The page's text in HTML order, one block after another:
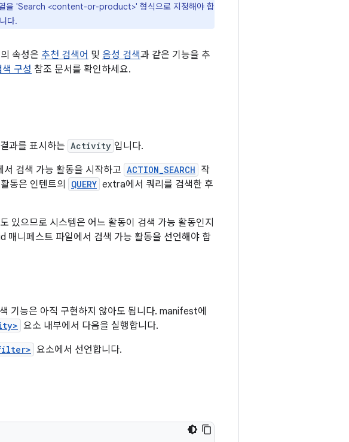
을 'Search <content-or-product>' 형식으로 지정해야 합
다.
속성은 추천 검색어 및 음성 검색과 같은 기능을 추
색 구성 참조 문서를 확인하세요.
과를 표시하는 Activity 입니다.
검색 가능 활동을 시작하고 ACTION_SEARCH 작
동은 인텐트의 QUERY extra에서 쿼리를 검색한 후
있으므로 시스템은 어느 활동이 검색 가능 활동인지
매니페스트 파일에서 검색 가능 활동을 선언해야 합
기능은 아직 구현하지 않아도 됩니다. manifest에
요소 내부에서 다음을 실행합니다.
요소에서 선언합니다.